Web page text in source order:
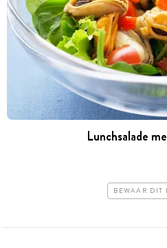
Lunchsalade
BEWAAR DIT